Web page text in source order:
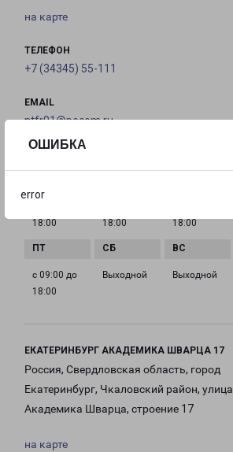
ОШИБКА
error
на карте
ТЕЛЕФОН
+7 (34345) 55-111
EMAIL
ntfr01@pecom.ru
18:00
18:00
18:00
с 09:00 до
18:00
Выходной Выходной
ЕКАТЕРИНБУРГ АКАДЕМИКА ШВАРЦА 17
Россия, Свердловская область, город
Екатеринбург, Чкаловский район, улица
Академика Шварца, строение 17
на карте